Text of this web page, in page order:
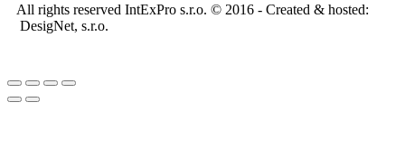
All rights reserved IntExPro s.r.o. © 2016 - Created & hosted:
DesigNet, s.r.o.